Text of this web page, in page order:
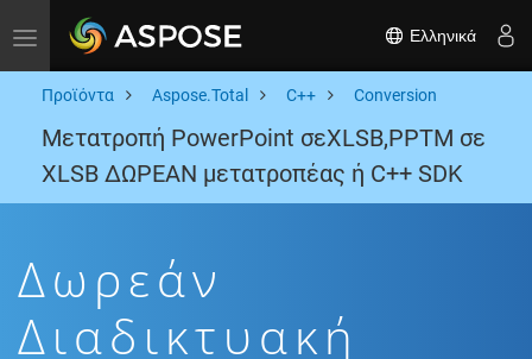
Toggle navigation Ελληνικά
Προϊόντα Aspose.Total C++ Conversion
Μετατροπή PowerPoint σεXLSB,PPTM σε
XLSB ΔΩΡΕΑΝ μετατροπέας ή C++ SDK
Δωρεάν
Διαδικτυακή